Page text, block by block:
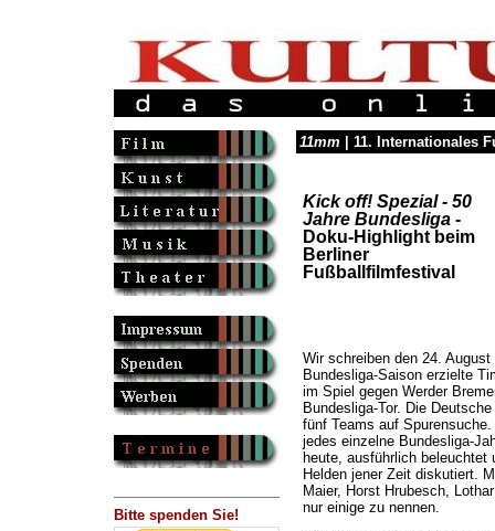
Bitte spenden Sie!
11mm | 11. Internationales
Kick off! Spezial - 50
Jahre Bundesliga-
Doku-Highlight beim
Berliner
Fußballfilmfestival
Wir schreiben den 24.
Bundesliga-Saison erzielte
im Spiel gegen Werder
Bundesliga-Tor. Die
fünf Teams auf
jedes einzelne Bundesliga-
heute, ausführlich beleuchtet
Helden jener Zeit diskutiert.
Maier, Horst Hrubesch,
nur einige zu nennen.